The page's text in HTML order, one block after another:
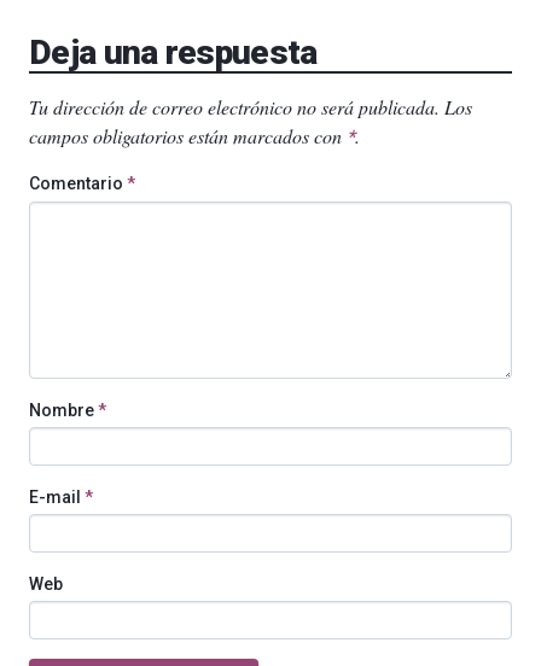
Deja una respuesta
Tu dirección de correo electrónico no será publicada. Los
campos obligatorios están marcados con *.
Comentario *
Nombre*
E-mail *
Web